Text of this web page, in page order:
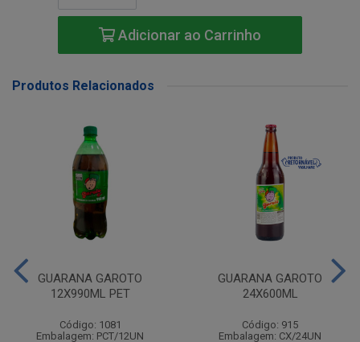
Adicionar ao Carrinho
Produtos Relacionados
GUARANA GAROTO
12X990ML PET
Código: 1081
Embalagem: PCT/12UN
GUARANA GAROTO
24X600ML
Código: 915
Embalagem: CX/24UN